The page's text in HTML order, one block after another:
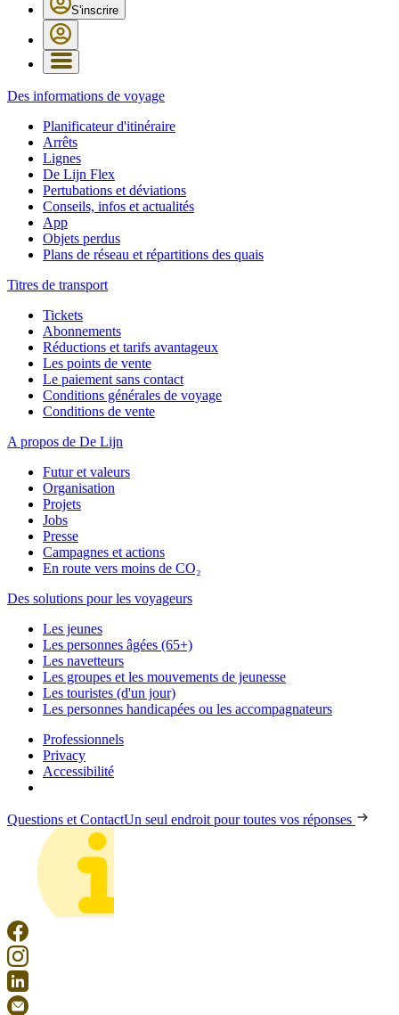
S'inscrire
Des informations de voyage
Planificateur d'itinéraire
Arrêts
Lignes
De Lijn Flex
Pertubations et déviations
Conseils, infos et actualités
App
Objets perdus
Plans de réseau et répartitions des quais
Titres de transport
Tickets
Abonnements
Réductions et tarifs avantageux
Les points de vente
Le paiement sans contact
Conditions générales de voyage
Conditions de vente
A propos de De Lijn
Futur et valeurs
Organisation
Projets
Jobs
Presse
Campagnes et actions
En route vers moins de CO₂
Des solutions pour les voyageurs
Les jeunes
Les personnes âgées (65+)
Les navetteurs
Les groupes et les mouvements de jeunesse
Les touristes (d'un jour)
Les personnes handicapées ou les accompagnateurs
Professionnels
Privacy
Accessibilité
Questions et ContactUn seul endroit pour toutes vos réponses